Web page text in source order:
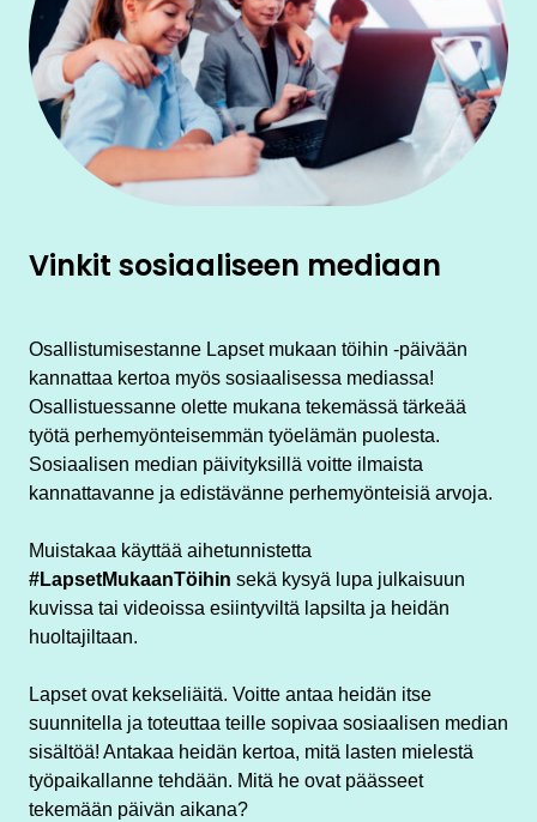
Vinkit sosiaaliseen mediaan
Osallistumisestanne Lapset mukaan töihin -päivään
kannattaa kertoa myös sosiaalisessa mediassa!
Osallistuessanne olette mukana tekemässä tärkeää
työtä perhemyönteisemmän työelämän puolesta.
Sosiaalisen median päivityksillä voitte ilmaista
kannattavanne ja edistävänne perhemyönteisiä arvoja.
Muistakaa käyttää aihetunnistetta
#LapsetMukaanTöihin sekä kysyä lupa julkaisuun
kuvissa tai videoissa esiintyviltä lapsilta ja heidän
huoltajiltaan.
Lapset ovat kekseliäitä. Voitte antaa heidän itse
suunnitella ja toteuttaa teille sopivaa sosiaalisen median
sisältöä! Antakaa heidän kertoa, mitä lasten mielestä
työpaikallanne tehdään. Mitä he ovat päässeet
tekemään päivän aikana?